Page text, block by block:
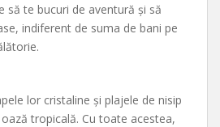
să te bucuri de aventură și să
indiferent de suma de bani pe
lor cristaline și plajele de nisip
tropicală. Cu toate acestea,